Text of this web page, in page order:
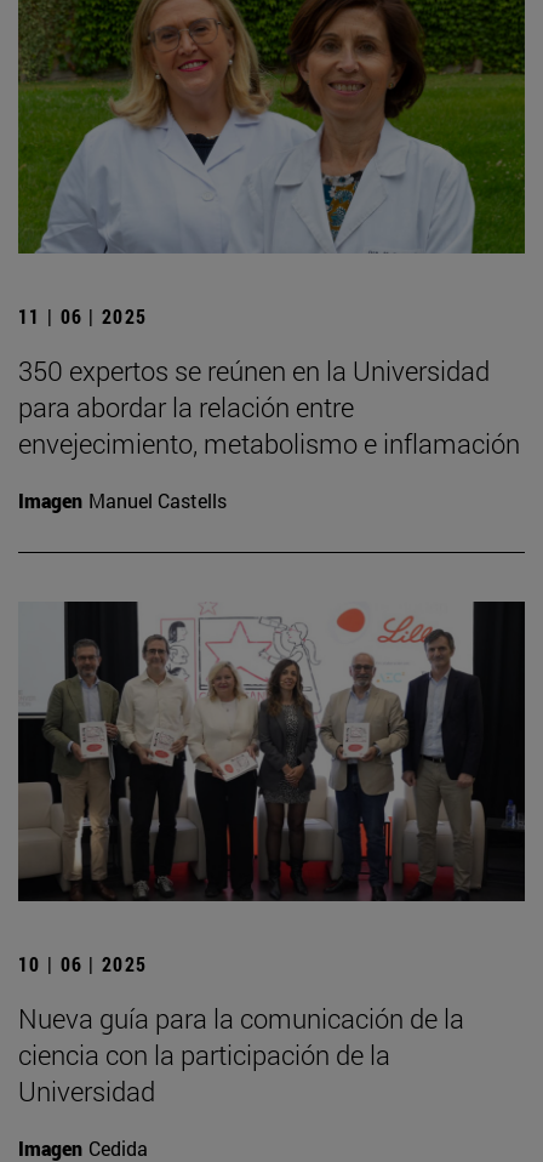
11 | 06 | 2025
350 expertos se reúnen en la Universidad
para abordar la relación entre
envejecimiento, metabolismo e inflamación
Imagen Manuel Castells
10 | 06 | 2025
Nueva guía para la comunicación de la
ciencia con la participación de la
Universidad
Imagen Cedida